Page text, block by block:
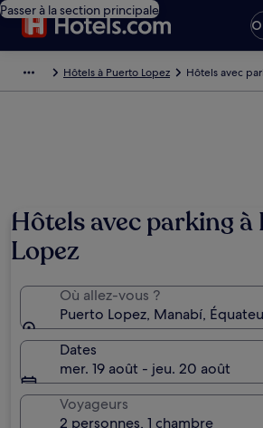
Passer à la section principale
Hôtels à Puerto Lopez Hôtels avec
Hôtels avec parking à
Lopez
Où allez-vous ?
Puerto Lopez, Manabí,
Dates
mer. 19 août - jeu. 20 août
Voyageurs
2 personnes, 1 chambre